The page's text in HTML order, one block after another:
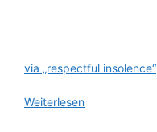
via „respectful insolence“
Weiterlesen